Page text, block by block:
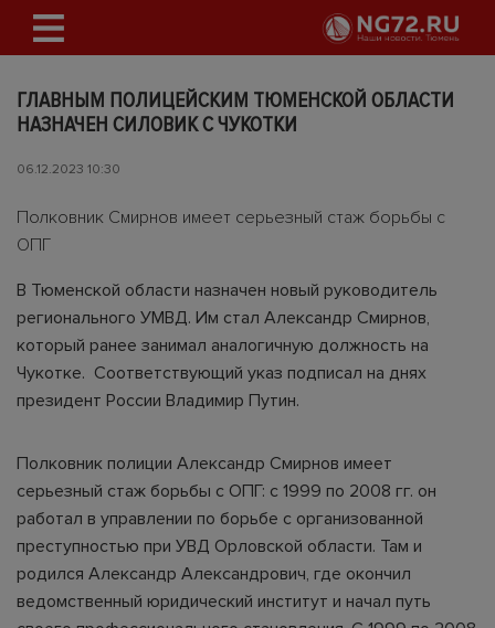
ГЛАВНЫМ ПОЛИЦЕЙСКИМ ТЮМЕНСКОЙ ОБЛАСТИ
НАЗНАЧЕН СИЛОВИК С ЧУКОТКИ
06.12.2023 10:30
Полковник Смирнов имеет серьезный стаж борьбы с
ОПГ
В Тюменской области назначен новый руководитель
регионального УМВД. Им стал Александр Смирнов,
который ранее занимал аналогичную должность на
Чукотке. Соответствующий указ подписал на днях
президент России Владимир Путин.
Полковник полиции Александр Смирнов имеет
серьезный стаж борьбы с ОПГ: с 1999 по 2008 гг. он
работал в управлении по борьбе с организованной
преступностью при УВД Орловской области. Там и
родился Александр Александрович, где окончил
ведомственный юридический институт и начал путь